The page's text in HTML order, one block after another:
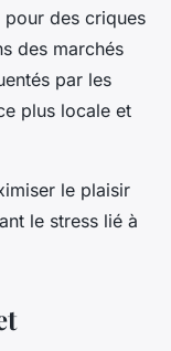
des criques
des marchés
par les
plus locale et
le plaisir
le stress lié à